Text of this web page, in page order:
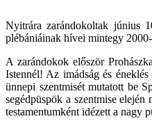
Nyitrára zarándokoltak június
plébániáinak hívei mintegy
A zarándokok először
Istennél! Az imádság és
ünnepi szentmisét mutatott be
segédpüspök a szentmise
testamentumként idézett a nagy